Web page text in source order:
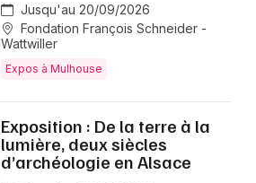
Jusqu'au 20/09/2026
Fondation François Schneider -
Wattwiller
Expos à Mulhouse
Exposition : De la terre à la
lumière, deux siècles
d’archéologie en Alsace